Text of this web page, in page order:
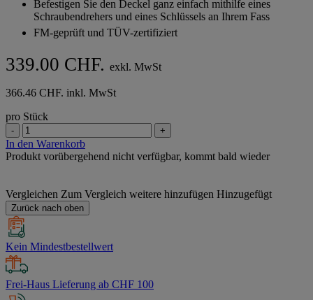
Befestigen Sie den Deckel ganz einfach mithilfe eines
Schraubendrehers und eines Schlüssels an Ihrem Fass
FM-geprüft und TÜV-zertifiziert
339.00 CHF. exkl. MwSt
366.46 CHF. inkl. MwSt
pro Stück
- +
In den Warenkorb
Produkt vorübergehend nicht verfügbar, kommt bald wieder
Vergleichen Zum Vergleich weitere hinzufügen Hinzugefügt
Zurück nach oben
Kein Mindestbestellwert
Frei-Haus Lieferung ab CHF 100